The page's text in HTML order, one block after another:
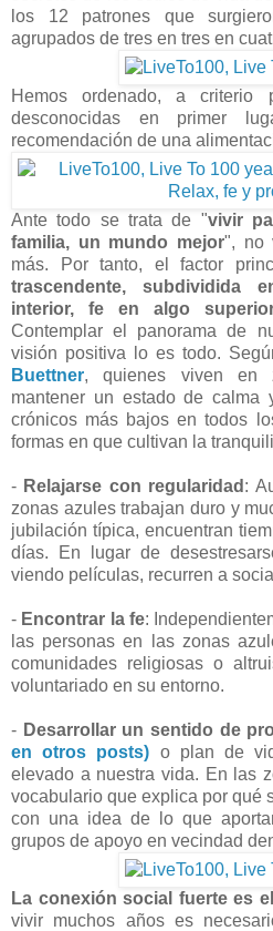
los 12 patrones que
agrupados de tres en tres en
Hemos ordenado, a criterio
desconocidas en primer
recomendación de una
Ante todo se trata de "vivir
familia, un mundo mejor", no
más. Por tanto, el factor
trascendente, subdividida
interior, fe en algo
Contemplar el panorama de
visión positiva lo es todo.
Buettner, quienes viven en
mantener un estado de calma
crónicos más bajos en todos
formas en que cultivan la
- Relajarse con regularidad :
zonas azules trabajan duro y
jubilación típica, encuentran
días. En lugar de
viendo películas, recurren a
- Encontrar la fe:
las personas en las zonas
comunidades religiosas o
voluntariado en su entorno.
- Desarrollar un sentido de
en otros posts) o plan de
elevado a nuestra vida. En las
vocabulario que explica por qué
con una idea de lo que
grupos de apoyo en vecindad
La conexión social fuerte es
vivir muchos años es